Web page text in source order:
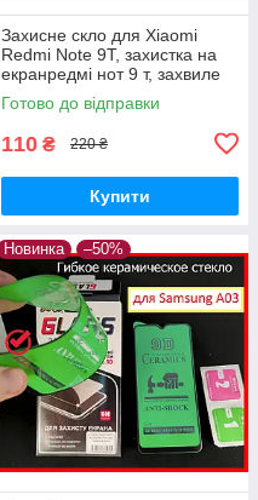
Захисне скло для Xiaomi
Redmi Note 9T, захистка на
екранредмі нот 9 т, захвиле
скло на redmi Note 9T
Готово до відправки
110 ₴ 220 ₴
Купити
Новинка –50%